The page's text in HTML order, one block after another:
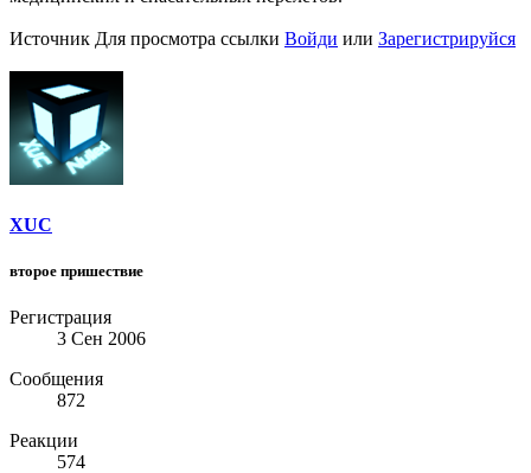
Источник Для просмотра ссылки Войди или Зарегистрируйся
XUC
второе пришествие
Регистрация
3 Сен 2006
Сообщения
872
Реакции
574